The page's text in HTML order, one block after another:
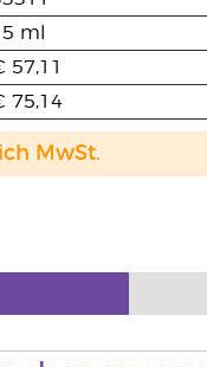
ml
57,11
75,14
MwSt.